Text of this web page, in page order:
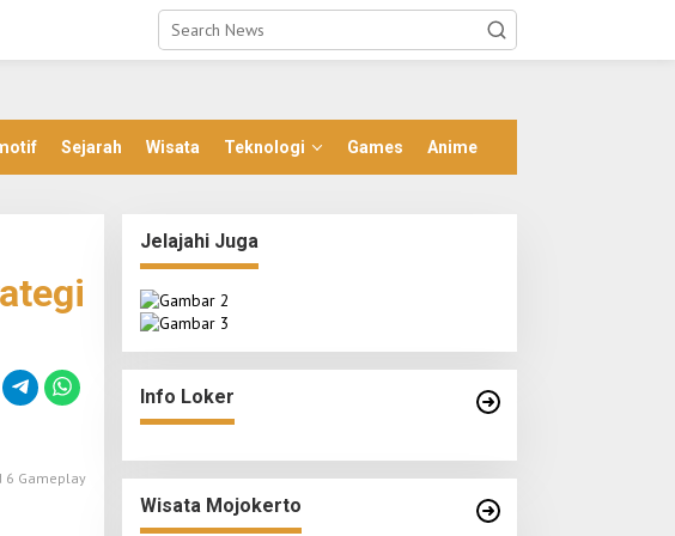
Sejarah Wisata Teknologi Games Anime
6 Gameplay
Jelajahi Juga
Info Loker
Wisata Mojokerto